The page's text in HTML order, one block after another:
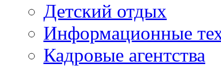
Детский отдых
Информационные
Кадровые агентства